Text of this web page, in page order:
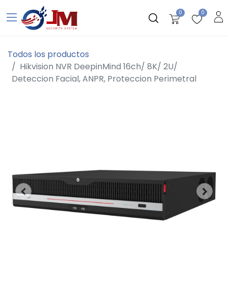
0 0
Todos los productos
Hikvision NVR DeepinMind 16ch/ 8K/ 2U/
Deteccion Facial, ANPR, Proteccion Perimetral